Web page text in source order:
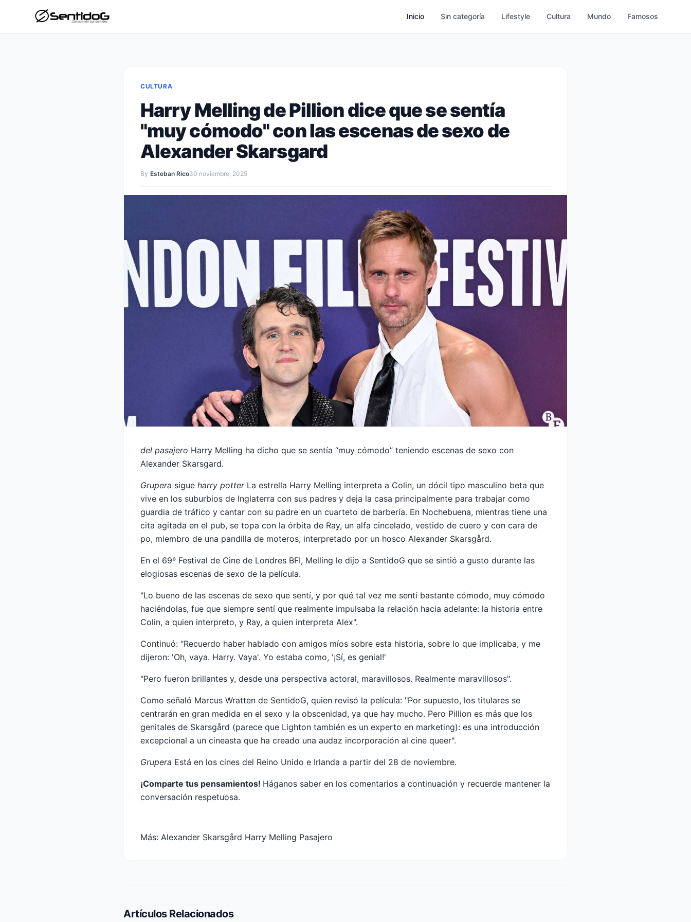
Inicio Sin categoría Lifestyle Cultura Mundo Famosos
CULTURA
Harry Melling de Pillion dice que se sentía
"muy cómodo" con las escenas de sexo de
Alexander Skarsgard
By Esteban Rico30 noviembre, 2025
del pasajero Harry Melling ha dicho que se sentía “muy cómodo” teniendo escenas de sexo con
Alexander Skarsgard.
Grupera sigue harry potter La estrella Harry Melling interpreta a Colin, un dócil tipo masculino beta que
vive en los suburbios de Inglaterra con sus padres y deja la casa principalmente para trabajar como
guardia de tráfico y cantar con su padre en un cuarteto de barbería. En Nochebuena, mientras tiene una
cita agitada en el pub, se topa con la órbita de Ray, un alfa cincelado, vestido de cuero y con cara de
po, miembro de una pandilla de moteros, interpretado por un hosco Alexander Skarsgård.
En el 69º Festival de Cine de Londres BFI, Melling le dijo a SentidoG que se sintió a gusto durante las
elogiosas escenas de sexo de la película.
"Lo bueno de las escenas de sexo que sentí, y por qué tal vez me sentí bastante cómodo, muy cómodo
haciéndolas, fue que siempre sentí que realmente impulsaba la relación hacia adelante: la historia entre
Colin, a quien interpreto, y Ray, a quien interpreta Alex".
Continuó: “Recuerdo haber hablado con amigos míos sobre esta historia, sobre lo que implicaba, y me
dijeron: 'Oh, vaya. Harry. Vaya'. Yo estaba como, '¡Sí, es genial!'
"Pero fueron brillantes y, desde una perspectiva actoral, maravillosos. Realmente maravillosos".
Como señaló Marcus Wratten de SentidoG, quien revisó la película: "Por supuesto, los titulares se
centrarán en gran medida en el sexo y la obscenidad, ya que hay mucho. Pero Pillion es más que los
genitales de Skarsgård (parece que Lighton también es un experto en marketing): es una introducción
excepcional a un cineasta que ha creado una audaz incorporación al cine queer".
Grupera Está en los cines del Reino Unido e Irlanda a partir del 28 de noviembre.
¡Comparte tus pensamientos! Háganos saber en los comentarios a continuación y recuerde mantener la
conversación respetuosa.
Más: Alexander Skarsgård Harry Melling Pasajero
Artículos Relacionados